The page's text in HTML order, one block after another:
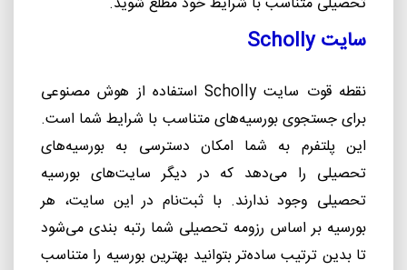
سایتScholly
نقطه قوت سایت Schollyاستفاده از هوش مصنوعی
برای جستجوی بورسیه‌های متناسب با شرایط شما است.
این پلتفرم به شما امکان دسترسی به بورسیههای
تحصیلی را میدهد که در دیگر سایتهای بورسیه
تحصیلی وجود ندارند. با ثبتنام در این سایت، هر
بورسیه بر اساس رزومه تحصیلی شما رتبه بندی میشود
تا بدین ترتیب سادهتر بتوانید بهترین بورسیه را متناسب